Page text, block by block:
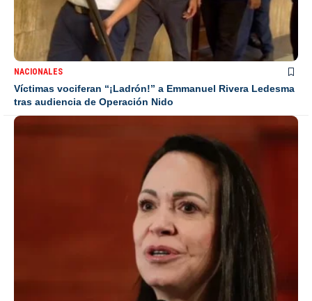
NACIONALES
Víctimas vociferan “¡Ladrón!” a Emmanuel Rivera Ledesma
tras audiencia de Operación Nido